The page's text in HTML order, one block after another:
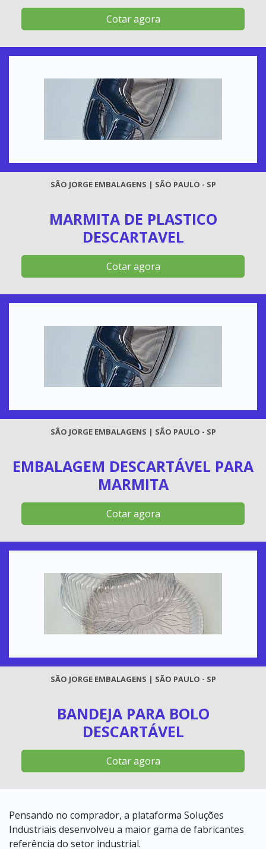
Cotar agora
SÃO JORGE EMBALAGENS | SÃO PAULO - SP
MARMITA DE PLASTICO
DESCARTAVEL
Cotar agora
SÃO JORGE EMBALAGENS | SÃO PAULO - SP
EMBALAGEM DESCARTÁVEL PARA
MARMITA
Cotar agora
SÃO JORGE EMBALAGENS | SÃO PAULO - SP
BANDEJA PARA BOLO
DESCARTÁVEL
Cotar agora
Pensando no comprador, a plataforma Soluções
Industriais desenvolveu a maior gama de fabricantes
referência do setor industrial.